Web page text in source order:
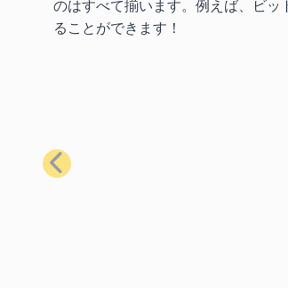
のはすべて揃います。例えば、ビ
ることができます！
前へ